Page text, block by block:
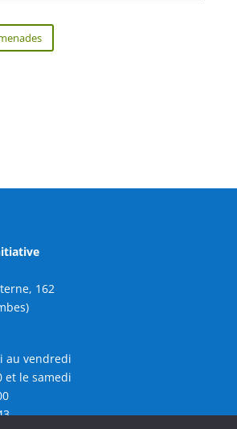
162
au vendredi
et le samedi